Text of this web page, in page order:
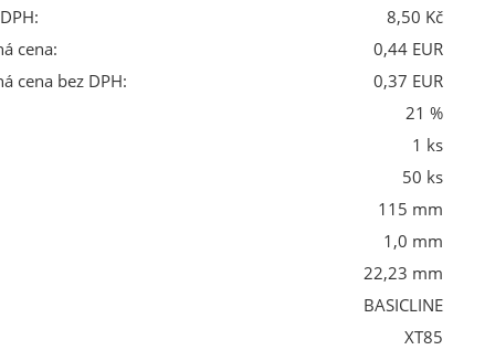
8,50 Kč
cena:
0,44 EUR
cena bez DPH:
0,37 EUR
21 %
1 ks
50 ks
115 mm
1,0 mm
22,23 mm
BASICLINE
XT85